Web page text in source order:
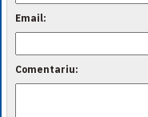
Email:
Comentariu: